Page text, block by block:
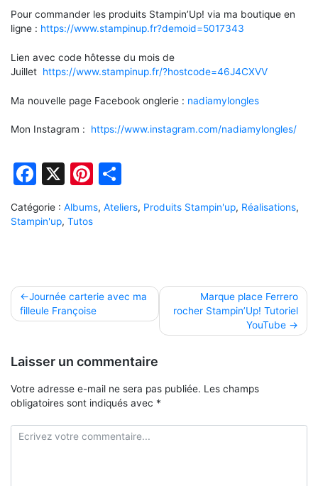
Pour commander les produits Stampin’Up! via ma boutique en
ligne : https://www.stampinup.fr?demoid=5017343
Lien avec code hôtesse du mois de
Juillet https://www.stampinup.fr/?hostcode=46J4CXVV
Ma nouvelle page Facebook onglerie : nadiamylongles
Mon Instagram : https://www.instagram.com/nadiamylongles/
Facebook
X Pinterest
Catégorie : Albums, Ateliers, Produits Stampin'up, Réalisations,
Stampin'up, Tutos
Navigation
de
Journée carterie avec ma
filleule Françoise
Marque place Ferrero
rocher Stampin’Up! Tutoriel
YouTube
Laisser un commentaire
Votre adresse e-mail ne sera pas publiée. Les champs
obligatoires sont indiqués avec *